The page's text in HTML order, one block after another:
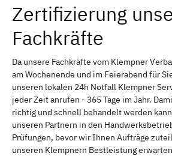
Erlangen
Bayreuth
Schweinfurt
Freising
Zertifizierung
Fachkräfte
Da unsere Fachkräfte vom Klempner
am Wochenende und im Feierabend für
unseren lokalen 24h Notfall Klempner
jeder Zeit anrufen - 365 Tage im Jahr.
richtig und schnell behandelt werden
unseren Partnern in den
Prüfungen, bevor wir Ihnen Aufträge
unseren Klempnern Bestleistung